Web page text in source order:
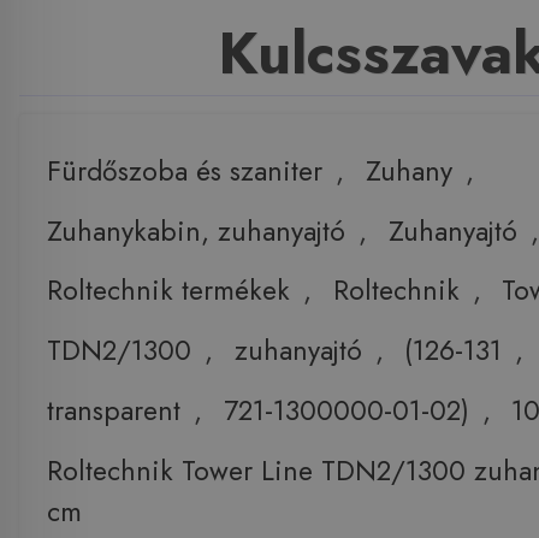
Fürdőszoba és szaniter , Zuhany ,
Zuhanykabin, zuhanyajtó , Zuhanyajtó ,
Roltechnik termékek , Roltechnik ,
TDN2/1300 , zuhanyajtó , (126-131 ,
transparent , 721-1300000-01-02) ,
Roltechnik Tower Line TDN2/1300
cm